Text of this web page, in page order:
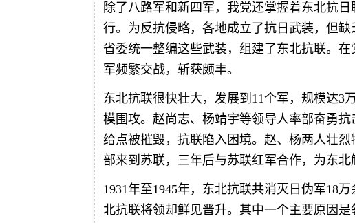
除了八路军和新四军，我党还掌握着东北抗
行。为反抗侵略，各地成立了抗日武装，但
省委统一整编这些武装，组建了东北抗联。
军频繁交战，斩获颇丰。
东北抗联很快壮大，发展到11个军，规模达3
模围攻。赵尚志、杨靖宇等领导人率部奋勇
给点被摧毁，抗联陷入困境。赵、杨两人壮
部来到苏联，三年后与苏联红军合作，为东北
1931年至1945年，东北抗联共消灭日伪军18
北抗联将领却鲜见晋升。其中一个主要原因